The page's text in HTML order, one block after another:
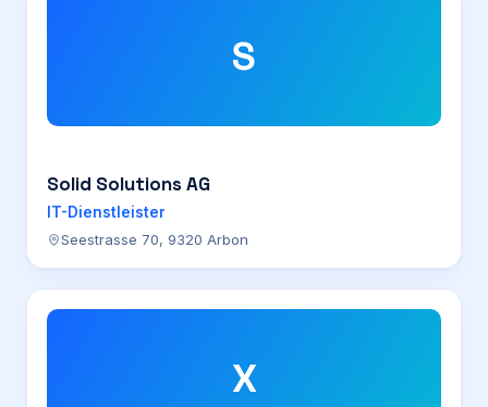
S
Solid Solutions AG
IT-Dienstleister
Seestrasse 70, 9320 Arbon
X